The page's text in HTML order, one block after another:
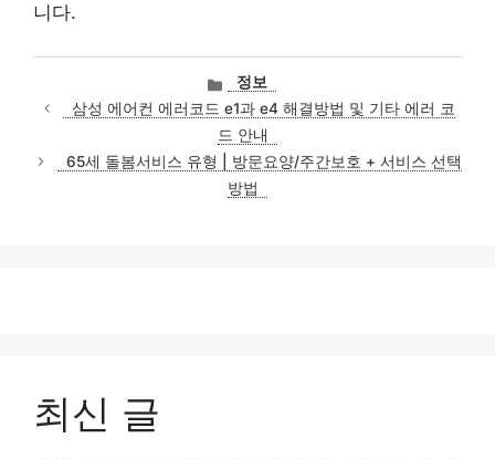
니다.
카
테
고
리
정보
삼성 에어컨 에러코드 e1과 e4 해결방법 및 기타 에러 코
드 안내
65세 돌봄서비스 유형 | 방문요양/주간보호 + 서비스 선택
방법
최신 글